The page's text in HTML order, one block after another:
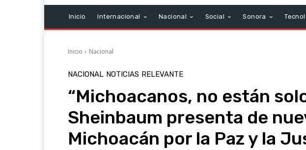
Inicio Internacional Nacional Social Sonora
Inicio Nacional
NACIONAL NOTICIAS RELEVANTE
“Michoacanos, no están
Sheinbaum presenta de
Michoacán por la Paz y la